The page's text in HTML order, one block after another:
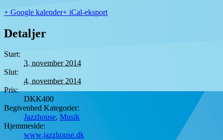
+ Google kalender+ iCal-eksport
Detaljer
Start:
3. november 2014
Slut:
4. november 2014
Pris:
DKK400
Begivenhed Kategorier:
Jazzhouse, Musik
Hjemmeside:
www.jazzhouse.dk